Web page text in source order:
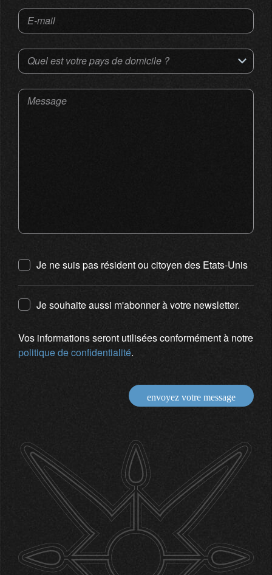
E-mail
Quel est votre pays de domicile ?
Message
Je ne suis pas résident ou citoyen des Etats-Unis
Je souhaite aussi m'abonner à votre newsletter.
Vos informations seront utilisées conformément à notre
politique de confidentialité.
envoyez votre message